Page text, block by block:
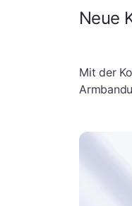
Neue
Mit der